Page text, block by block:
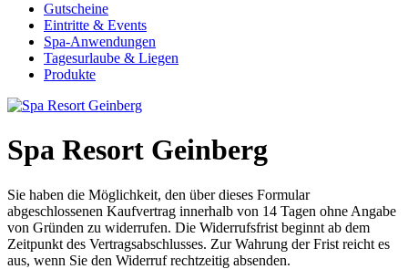
Gutscheine
Eintritte & Events
Spa-Anwendungen
Tagesurlaube & Liegen
Produkte
Spa Resort Geinberg
Sie haben die Möglichkeit, den über dieses Formular
abgeschlossenen Kaufvertrag innerhalb von 14 Tagen ohne Angabe
von Gründen zu widerrufen. Die Widerrufsfrist beginnt ab dem
Zeitpunkt des Vertragsabschlusses. Zur Wahrung der Frist reicht es
aus, wenn Sie den Widerruf rechtzeitig absenden.